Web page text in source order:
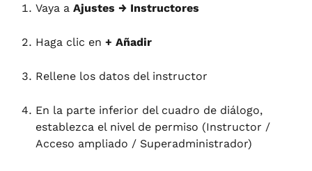
Vaya a Ajustes → Instructores
Haga clic en + Añadir
Rellene los datos del instructor
En la parte inferior del cuadro de diálogo,
establezca el nivel de permiso (Instructor /
Acceso ampliado / Superadministrador)